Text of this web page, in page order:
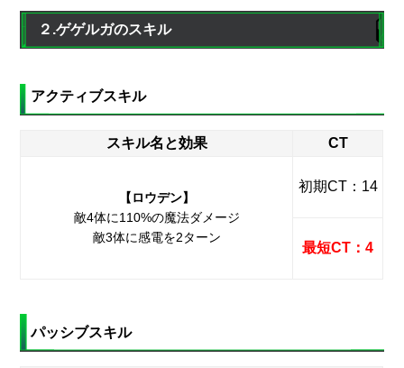
２.ゲゲルガのスキル
アクティブスキル
スキル名と効果 CT
【ロウデン】
敵4体に110%の魔法ダメージ
敵3体に感電を2ターン
初期CT：14
最短CT：4
パッシブスキル